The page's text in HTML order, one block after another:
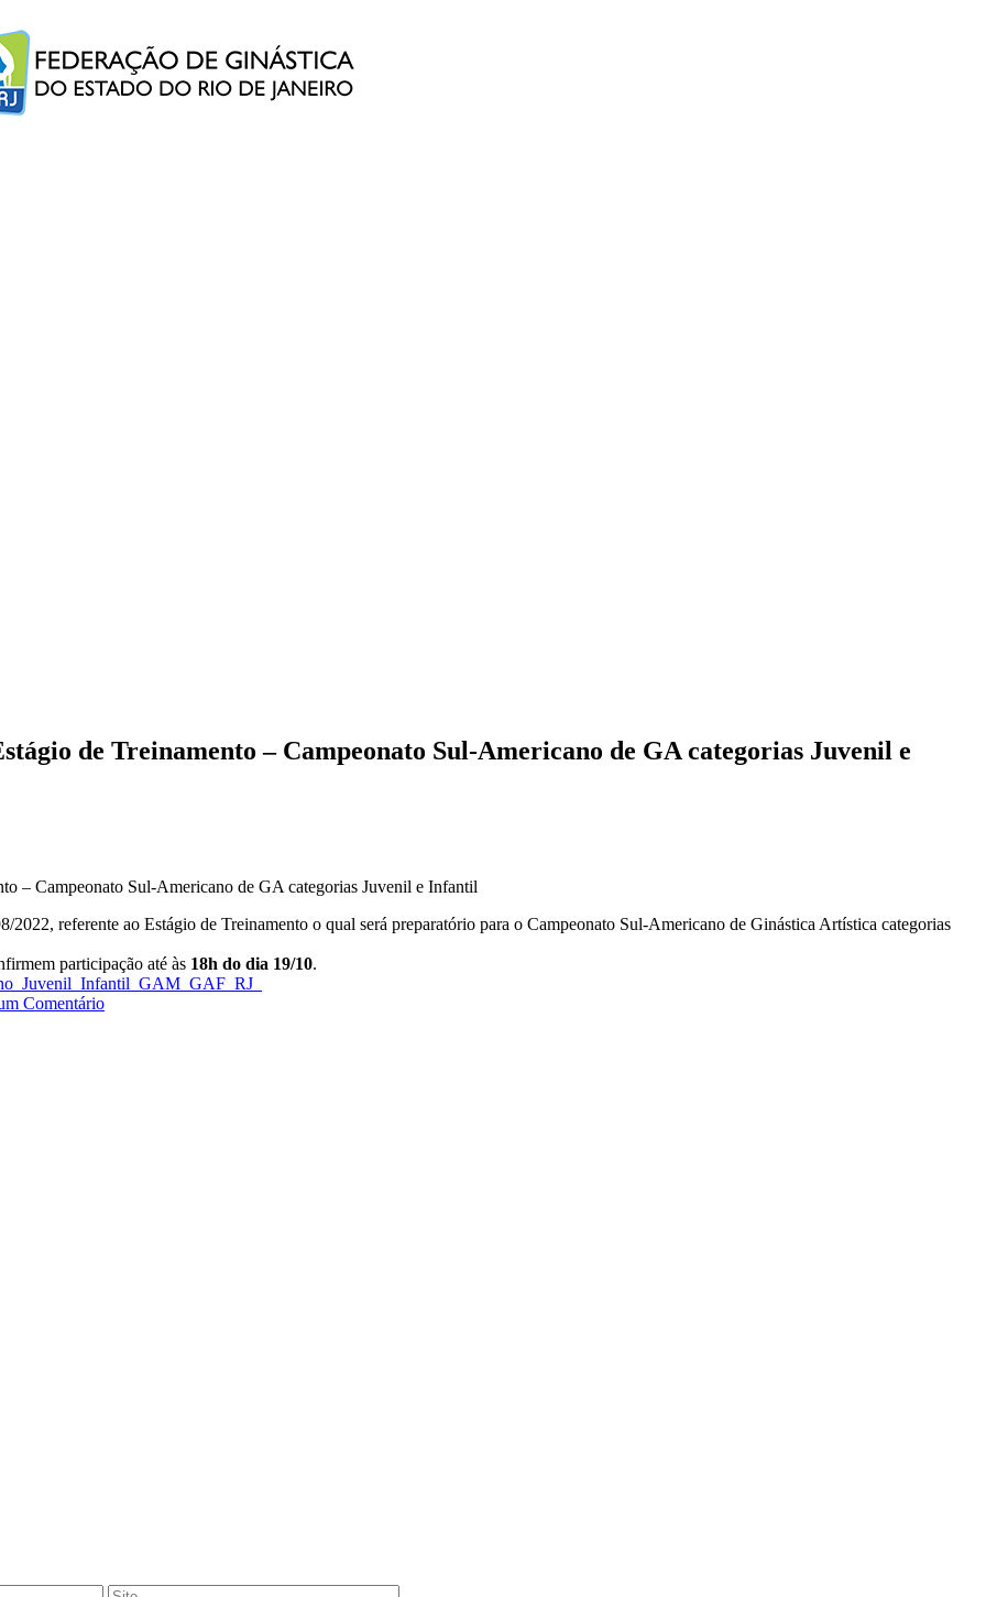
de Treinamento – Campeonato Sul-Americano de GA categorias Juvenil e
– Campeonato Sul-Americano de GA categorias Juvenil e Infantil
referente ao Estágio de Treinamento o qual será preparatório para o Campeonato Sul-Americano de Ginástica Artística categorias
participação até às 18h do dia 19/10.
Comentário